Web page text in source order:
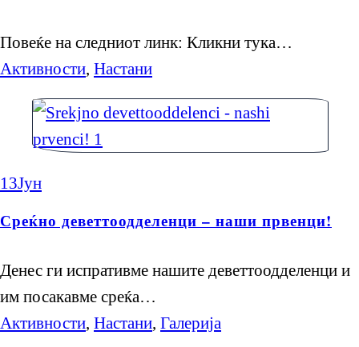
Повеќе на следниот линк: Кликни тука…
Активности, Настани
13Јун
Среќно деветтоодделенци – наши првенци!
Денес ги испративме нашите деветтоодделенци и
им посакавме среќа…
Активности, Настани, Галерија